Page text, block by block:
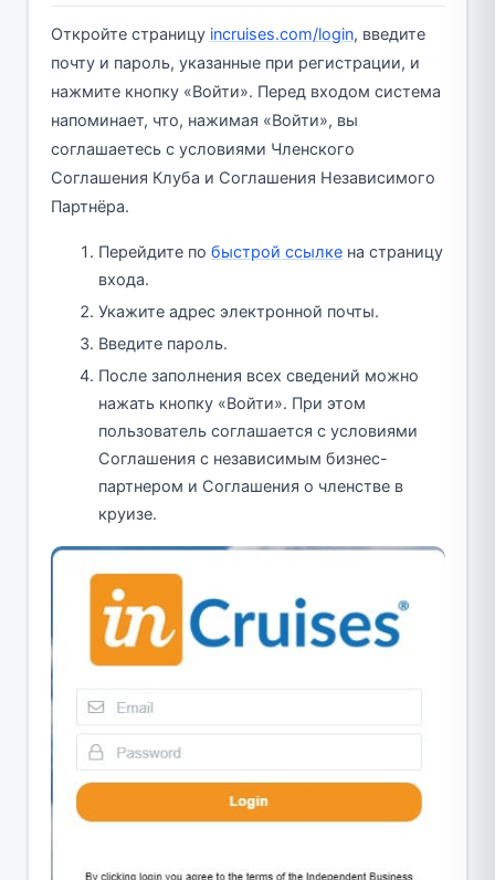
Откройте страницу incruises.com/login, введите
почту и пароль, указанные при регистрации, и
нажмите кнопку «Войти». Перед входом система
напоминает, что, нажимая «Войти», вы
соглашаетесь с условиями Членского
Соглашения Клуба и Соглашения Независимого
Партнёра.
Перейдите по быстрой ссылке на страницу
входа.
Укажите адрес электронной почты.
Введите пароль.
После заполнения всех сведений можно
нажать кнопку «Войти». При этом
пользователь соглашается с условиями
Соглашения с независимым бизнес-
партнером и Соглашения о членстве в
круизе.